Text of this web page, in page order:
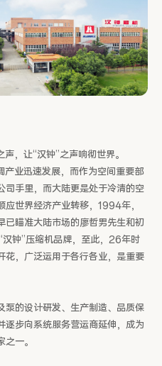
，让“汉钟”之声响彻世界。
业迅速发展，而作为空间重要部
司手里，而大陆更是处于冷清的空
世界经济产业转移，1994年，
已瞄准大陆市场的廖哲男先生和初
钟”压缩机品牌，至此，26年时
花，广泛运用于各行各业，是重要
泵的设计研发、生产制造、品质保
逐步向系统服务营运商延伸，成为
一。